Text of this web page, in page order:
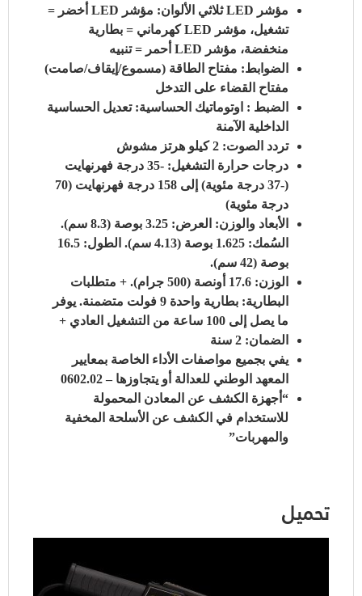
مؤشر LED ثلاثي الألوان: مؤشر LED أخضر =
تشغيل، مؤشر LED كهرماني = بطارية
منخفضة، مؤشر LED أحمر = تنبيه
الضوابط: مفتاح الطاقة (مسموع/إيقاف/صامت)
مفتاح القضاء على التدخل
الضبط : اوتوماتيك الحساسية: تعديل الحساسية
الداخلية الآمنة
تردد الصوت: 2 كيلو هرتز مشوش
درجات حرارة التشغيل: -35 درجة فهرنهايت
(-37 درجة مئوية) إلى 158 درجة فهرنهايت (70
درجة مئوية)
الأبعاد والوزن: العرض: 3.25 بوصة (8.3 سم).
السُمك: 1.625 بوصة (4.13 سم).
الطول: 16.5
بوصة (42 سم).
الوزن: 17.6 أونصة (500 جرام).
+ متطلبات
البطارية: بطارية واحدة 9 فولت متضمنة.
يوفر
ما يصل إلى 100 ساعة من التشغيل العادي +
الضمان: 2 سنة
يفي بجميع مواصفات الأداء الخاصة بمعايير
المعهد الوطني للعدالة أو يتجاوزها – 0602.02
“أجهزة الكشف عن المعادن المحمولة
للاستخدام في الكشف عن الأسلحة المخفية
والمهربات”
تحميل